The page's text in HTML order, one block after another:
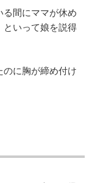
間にママが休め
といって娘を説得
に胸が締め付け